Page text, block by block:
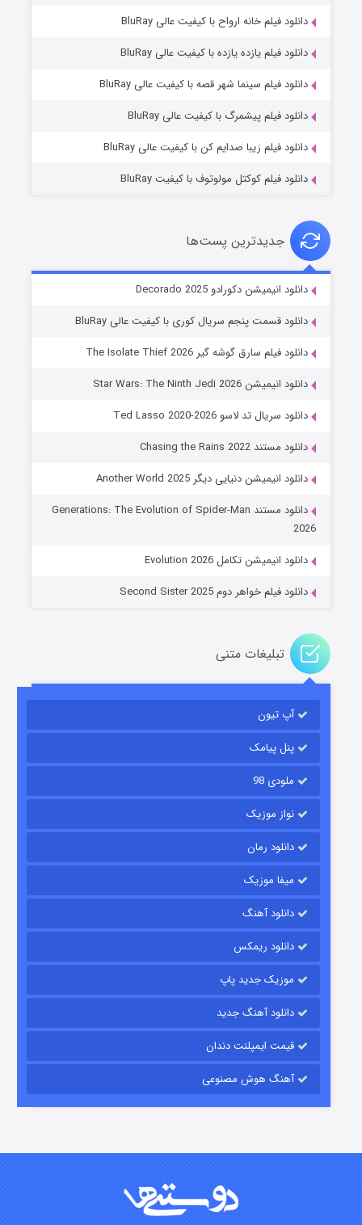
خاندان اژدها فصل ۳
جادوگری در مغولستان
قسمت۱۴ (زیرنویس) منتشر شد
باب اسفنجی فصل ۱۷
قسمت۶ (زیرنویس) منتشر شد
قسمت۱۵ (دوبله) منتشر شد
زیرزمین
دانلود فیلم خانه ارواح با کیفیت عالی BluRay
دانلود فیلم یازده یازده با کیفیت عالی BluRay
دانلود فیلم سینما شهر قصه با کیفیت عالی BluRay
دانلود فیلم پیشمرگ با کیفیت عالی BluRay
دانلود فیلم زیبا صدایم کن با کیفیت عالی BluRay
دانلود فیلم کوکتل مولوتوف با کیفیت BluRay
جدیدترین پست‌ها
دانلود انیمیشن دکورادو Decorado 2025
دانلود قسمت پنجم سریال کوری با کیفیت عالی BluRay
دانلود فیلم سارق گوشه گیر The Isolate Thief 2026
دانلود انیمیشن Star Wars: The Ninth Jedi 2026
دانلود سریال تد لاسو Ted Lasso 2020-2026
دانلود مستند Chasing the Rains 2022
دانلود انیمیشن دنیایی دیگر Another World 2025
دانلود مستند Generations: The Evolution of Spider-Man
2026
دانلود انیمیشن تکامل Evolution 2026
دانلود فیلم خواهر دوم Second Sister 2025
تبلیغات متنی
آپ تیون
پنل پیامک
ملودی 98
نواز موزیک
دانلود رمان
میفا موزیک
دانلود آهنگ
دانلود ریمکس
موزیک جدید پاپ
دانلود آهنگ جدید
قیمت ایمپلنت دندان
آهنگ هوش مصنوعی